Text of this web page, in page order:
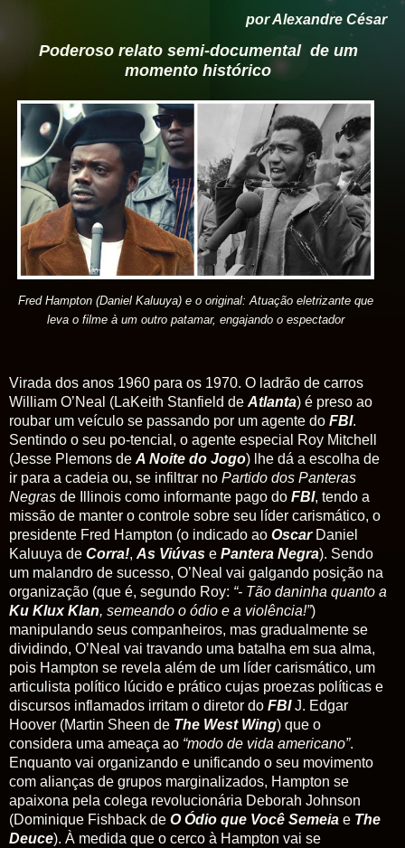
por Alexandre César
Poderoso relato semi-documental de um
momento histórico
Fred Hampton (Daniel Kaluuya) e o original: Atuação eletrizante que
leva o filme à um outro patamar, engajando o espectador
Virada dos anos 1960 para os 1970. O ladrão de carros
William O’Neal (LaKeith Stanfield de Atlanta) é preso ao
roubar um veículo se passando por um agente do FBI.
Sentindo o seu po-tencial, o agente especial Roy Mitchell
(Jesse Plemons de A Noite do Jogo) lhe dá a escolha de
ir para a cadeia ou, se infiltrar no Partido dos Panteras
Negras de Illinois como informante pago do FBI, tendo a
missão de manter o controle sobre seu líder carismático, o
presidente Fred Hampton (o indicado ao Oscar Daniel
Kaluuya de Corra!, As Viúvas e Pantera Negra). Sendo
um malandro de sucesso, O’Neal vai galgando posição na
organização (que é, segundo Roy: “- Tão daninha quanto a
Ku Klux Klan, semeando o ódio e a violência!”)
manipulando seus companheiros, mas gradualmente se
dividindo, O’Neal vai travando uma batalha em sua alma,
pois Hampton se revela além de um líder carismático, um
articulista político lúcido e prático cujas proezas políticas e
discursos inflamados irritam o diretor do FBIJ. Edgar
Hoover (Martin Sheen de The West Wing) que o
considera uma ameaça ao “modo de vida americano”.
Enquanto vai organizando e unificando o seu movimento
com alianças de grupos marginalizados, Hampton se
apaixona pela colega revolucionária Deborah Johnson
(Dominique Fishback de O Ódio que Você Semeia e The
Deuce). À medida que o cerco à Hampton vai se